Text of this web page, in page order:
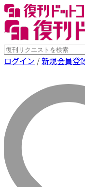
ログイン /新規会員登